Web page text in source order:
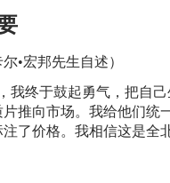
尔•宏邦先生自述）
我终于鼓起勇气，把自
推向市场。我给他们统
了价格。我相信这是全